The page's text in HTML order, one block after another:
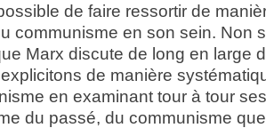
de faire ressortir de
communisme en son sein. Non
Marx discute de long en large
de manière
en examinant tour à tour
du passé, du communisme